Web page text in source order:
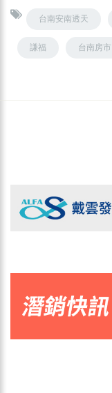
台南安南透天
謙福 台南房市